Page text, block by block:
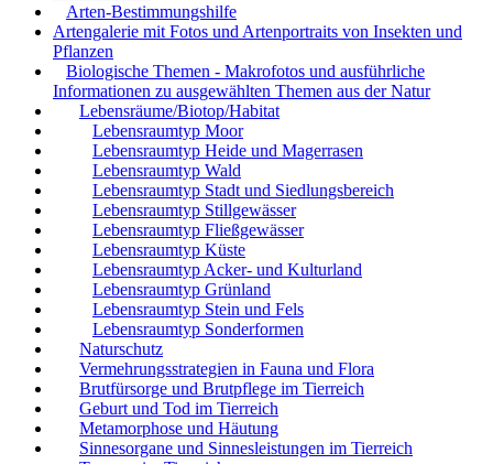
Arten-Bestimmungshilfe
Artengalerie mit Fotos und Artenportraits von Insekten und
Pflanzen
Biologische Themen - Makrofotos und ausführliche
Informationen zu ausgewählten Themen aus der Natur
Lebensräume/Biotop/Habitat
Lebensraumtyp Moor
Lebensraumtyp Heide und Magerrasen
Lebensraumtyp Wald
Lebensraumtyp Stadt und Siedlungsbereich
Lebensraumtyp Stillgewässer
Lebensraumtyp Fließgewässer
Lebensraumtyp Küste
Lebensraumtyp Acker- und Kulturland
Lebensraumtyp Grünland
Lebensraumtyp Stein und Fels
Lebensraumtyp Sonderformen
Naturschutz
Vermehrungsstrategien in Fauna und Flora
Brutfürsorge und Brutpflege im Tierreich
Geburt und Tod im Tierreich
Metamorphose und Häutung
Sinnesorgane und Sinnesleistungen im Tierreich